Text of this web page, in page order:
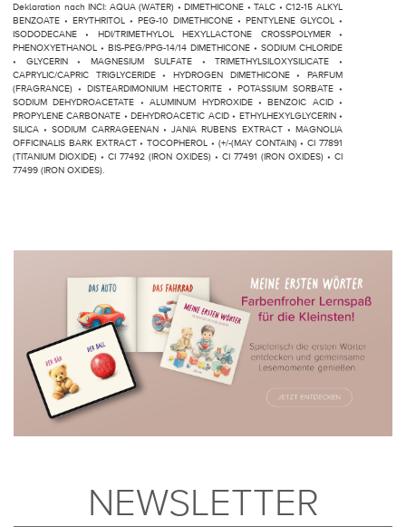
Deklaration nach INCI: AQUA (WATER) • DIMETHICONE • TALC • C12-15 ALKYL
BENZOATE • ERYTHRITOL • PEG-10 DIMETHICONE • PENTYLENE GLYCOL •
ISODODECANE • HDI/TRIMETHYLOL HEXYLLACTONE CROSSPOLYMER •
PHENOXYETHANOL • BIS-PEG/PPG-14/14 DIMETHICONE • SODIUM CHLORIDE
• GLYCERIN • MAGNESIUM SULFATE • TRIMETHYLSILOXYSILICATE •
CAPRYLIC/CAPRIC TRIGLYCERIDE • HYDROGEN DIMETHICONE • PARFUM
(FRAGRANCE) • DISTEARDIMONIUM HECTORITE • POTASSIUM SORBATE •
SODIUM DEHYDROACETATE • ALUMINUM HYDROXIDE • BENZOIC ACID •
PROPYLENE CARBONATE • DEHYDROACETIC ACID • ETHYLHEXYLGLYCERIN •
SILICA • SODIUM CARRAGEENAN • JANIA RUBENS EXTRACT • MAGNOLIA
OFFICINALIS BARK EXTRACT • TOCOPHEROL • (+/-(MAY CONTAIN) • CI 77891
(TITANIUM DIOXIDE) • CI 77492 (IRON OXIDES) • CI 77491 (IRON OXIDES) • CI
77499 (IRON OXIDES).
NEWSLETTER